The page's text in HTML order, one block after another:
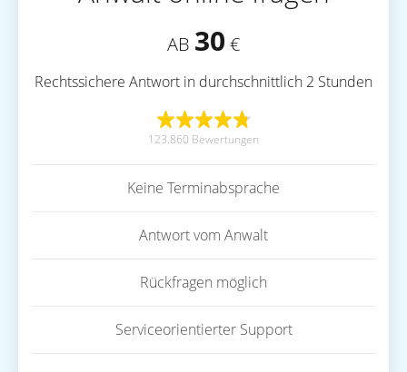
AB 30 €
Rechtssichere Antwort in durchschnittlich 2 Stunden
123.860 Bewertungen
Keine Terminabsprache
Antwort vom Anwalt
Rückfragen möglich
Serviceorientierter Support